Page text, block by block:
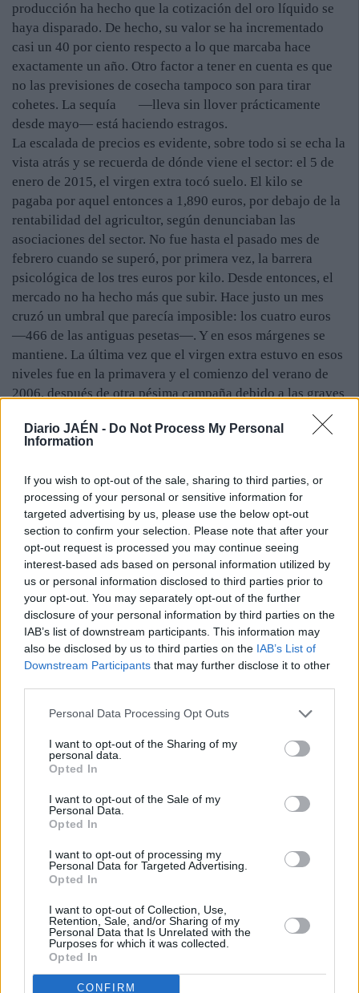
Diario JAÉN - Do Not Process My Personal
Information
If you wish to opt-out of the sale, sharing to third parties, or
processing of your personal or sensitive information for
targeted advertising by us, please use the below opt-out
section to confirm your selection. Please note that after your
opt-out request is processed you may continue seeing
interest-based ads based on personal information utilized by
us or personal information disclosed to third parties prior to
your opt-out. You may separately opt-out of the further
disclosure of your personal information by third parties on the
IAB’s list of downstream participants. This information may
also be disclosed by us to third parties on the IAB’s List of
Downstream Participants that may further disclose it to other
Personal Data Processing Opt Outs
I want to opt-out of the Sharing of my
personal data.
Opted In
I want to opt-out of the Sale of my
Personal Data.
Opted In
I want to opt-out of processing my
Personal Data for Targeted Advertising.
Opted In
I want to opt-out of Collection, Use,
Retention, Sale, and/or Sharing of my
Personal Data that Is Unrelated with the
Purposes for which it was collected.
Opted In
CONFIRM
producción ha hecho que la cotización del oro líquido se
haya disparado. De hecho, su valor se ha incrementado
casi un 40 por ciento respecto a lo que marcaba hace
exactamente un año. Otro factor a tener en cuenta es que
no las previsiones de cosecha tampoco son para tirar
cohetes. La sequía —lleva sin llover prácticamente
desde mayo— está haciendo estragos.
La escalada de precios es evidente, sobre todo si se echa la
vista atrás y se recuerda de dónde viene el sector: el 5 de
enero de 2015, el virgen extra tocó suelo. El kilo se
pagaba por aquel entonces a 1,890 euros, por debajo de la
rentabilidad del agricultor, según denunciaban las
asociaciones del sector. No fue hasta el pasado mes de
febrero cuando se superó, por primera vez, la barrera
psicológica de los tres euros por kilo. Desde entonces, el
mercado no ha hecho más que subir. Hace justo un mes
cruzó un umbral que parecía imposible: los cuatro euros
—466 de las antiguas pesetas—. Y en esos márgenes se
mantiene. La última vez que el virgen extra estuvo en esos
niveles fue en la primavera y el comienzo del verano de
2006, después de otra pésima campaña debido a las graves
heladas que sufrió el campo jiennense durante marzo de
2005. Los operadores temieron caer en el
desabastecimiento o, lo que es lo mismo, no poder proveer
comprar aceite, lo que infló la cotización. La situación es
prácticamente idéntica a la de entonces.
Eso sí, que nadie piense que los olivareros se están
haciendo ricos. Ahora mismo, existen muy pocas
operaciones, porque los grandes envasadores se han
afanado, durante los últimos meses, para tener unas
reservas suficientes. Y, entonces, compraron aceite a
precios más bajos que los que se dan ahora. Al haber
actualmente menos volumen de negocio, son muy pocos
los que se benefician de la escalada de precios.